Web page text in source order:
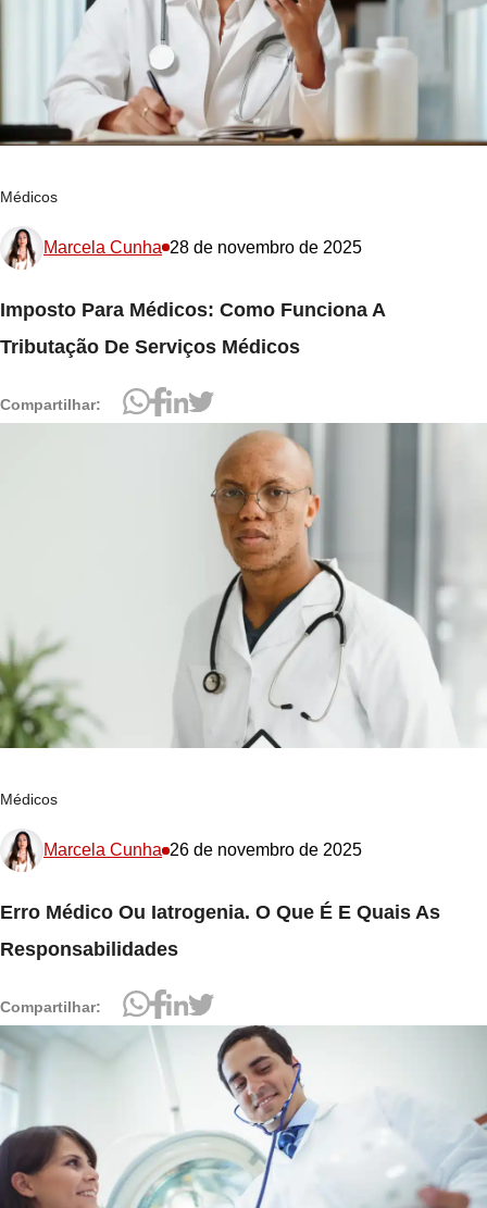
Médicos
Marcela Cunha 28 de novembro de 2025
Imposto Para Médicos: Como Funciona A
Tributação De Serviços Médicos
Compartilhar:
Médicos
Marcela Cunha 26 de novembro de 2025
Erro Médico Ou Iatrogenia. O Que É E Quais As
Responsabilidades
Compartilhar: